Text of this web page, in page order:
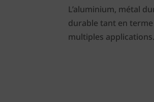
L’aluminium, métal
durable tant en
multiples